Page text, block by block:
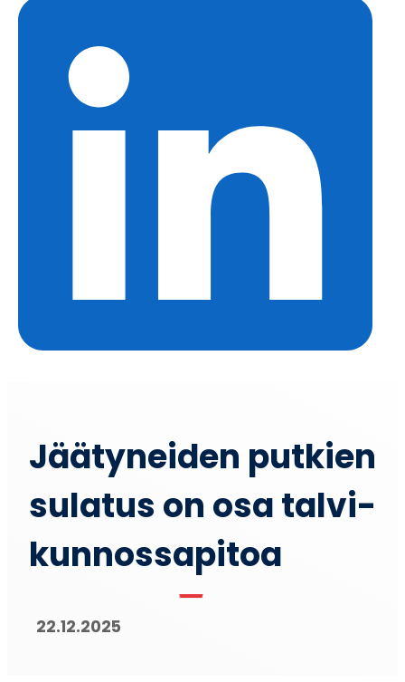
Jää­ty­nei­den put­kien
sula­tus on osa tal­vi­
kun­nos­sa­pi­toa
22.12.2025